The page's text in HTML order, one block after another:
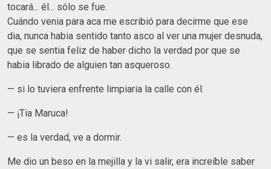
tocará... él... sólo se fue.
Cuándo venia para aca me escribió para decirme que ese
dia, nunca habia sentido tanto asco al ver una mujer desnuda,
que se sentia feliz de haber dicho la verdad por que se
habia librado de alguien tan asqueroso.
— si lo tuviera enfrente limpiaria la calle con él.
— ¡Tia Maruca!
— es la verdad, ve a dormir.
Me dio un beso en la mejilla y la vi salir, era increíble saber